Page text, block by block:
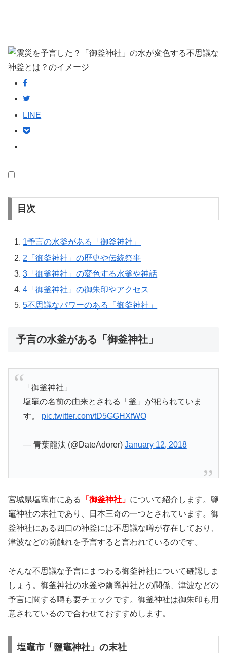
LINE
目次
1予言の水釜がある「御釜神社」
2 「御釜神社」の歴史や伝統祭事
3 「御釜神社」の変色する水釜や神話
4 「御釜神社」の御朱印やアクセス
5不思議なパワーのある「御釜神社」
予言の水釜がある「御釜神社」
「御釜神社」
塩竈の名前の由来とされる「釜」が祀られていま
す。 pic.twitter.com/tD5GGHXfWO
— 青葉龍汰 (@DateAdorer) January 12, 2018
宮城県塩竈市にある 「御釜神社」 について紹介します。鹽
竈神社の末社であり、日本三奇の一つとされています。御
釜神社にある四口の神釜には不思議な噂が存在しており、
津波などの前触れを予言すると言われているのです。
そんな不思議な予言にまつわる御釜神社について確認しま
しょう。御釜神社の水釜や鹽竈神社との関係、津波などの
予言に関する噂も要チェックです。御釜神社は御朱印も用
意されているので合わせておすすめします。
塩竈市「鹽竈神社」の末社